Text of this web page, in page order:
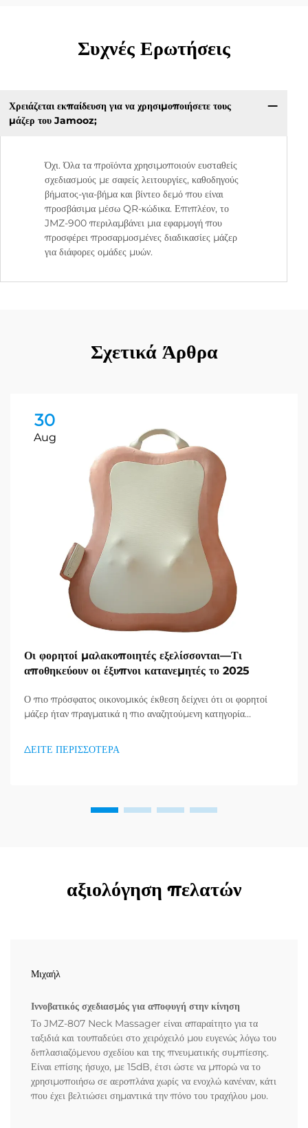
Συχνές Ερωτήσεις
Χρειάζεται εκπαίδευση για να χρησιμοποιήσετε τους
μάζερ του Jamooz;
Όχι. Όλα τα προϊόντα χρησιμοποιούν ευσταθείς
σχεδιασμούς με σαφείς λειτουργίες, καθοδηγούς
βήματος-για-βήμα και βίντεο δεμό που είναι
προσβάσιμα μέσω QR-κώδικα. Επιπλέον, το
JMZ-900 περιλαμβάνει μια εφαρμογή που
προσφέρει προσαρμοσμένες διαδικασίες μάζερ
για διάφορες ομάδες μυών.
Σχετικά Άρθρα
30
Aug
Οι φορητοί μαλακοποιητές εξελίσσονται—Τι
αποθηκεύουν οι έξυπνοι κατανεμητές το 2025
Ο πιο πρόσφατος οικονομικός έκθεση δείχνει ότι οι φορητοί
μάζερ ήταν πραγματικά η πιο αναζητούμενη κατηγορία
διανομείς το έχουν ήδη κατανοήσει...
ΔΕΙΤΕ ΠΕΡΙΣΣΟΤΕΡΑ
αξιολόγηση πελατών
Μιχαήλ
Ιννοβατικός σχεδιασμός για αποφυγή στην κίνηση
Το JMZ-807 Neck Massager είναι απαραίτητο για τα
ταξιδιά και τουπαδεύει στο χειρόχειλό μου ευγενώς λόγω του
διπλασιαζόμενου σχεδίου και της πνευματικής συμπίεσης.
Είναι επίσης ήσυχο, με 15dB, έτσι ώστε να μπορώ να το
χρησιμοποιήσω σε αεροπλάνα χωρίς να ενοχλώ κανέναν, κάτι
που έχει βελτιώσει σημαντικά την πόνο του τραχήλου μου.